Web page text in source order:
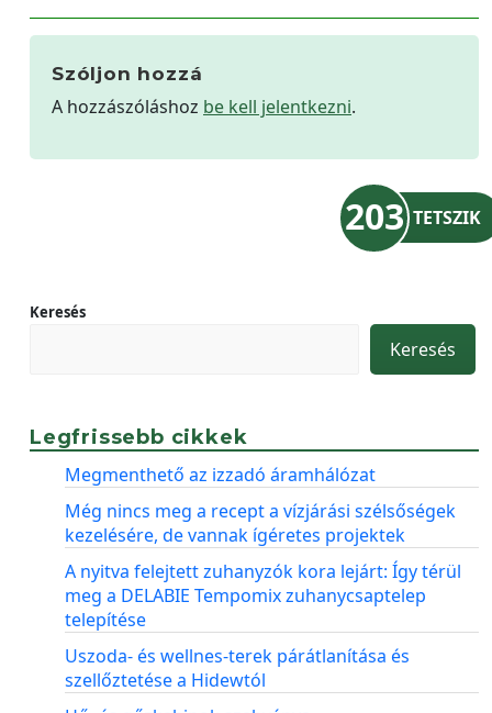
Szóljon hozzá
A hozzászóláshoz be kell jelentkezni.
203 TETSZIK
Keresés
Keresés
Legfrissebb cikkek
Megmenthető az izzadó áramhálózat
Még nincs meg a recept a vízjárási szélsőségek
kezelésére, de vannak ígéretes projektek
A nyitva felejtett zuhanyzók kora lejárt: Így térül
meg a DELABIE Tempomix zuhanycsaptelep
telepítése
Uszoda- és wellnes-terek párátlanítása és
szellőztetése a Hidewtól